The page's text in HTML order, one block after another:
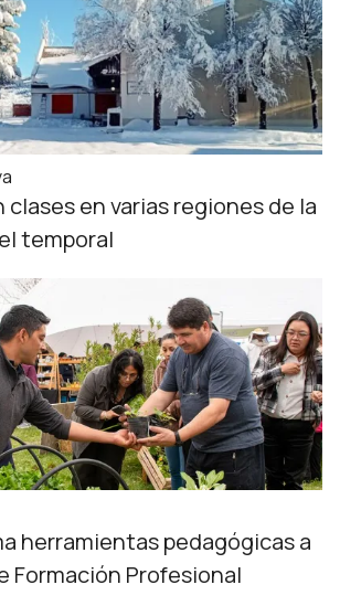
en varias regiones de la
temporal
herramientas pedagógicas a
Formación Profesional